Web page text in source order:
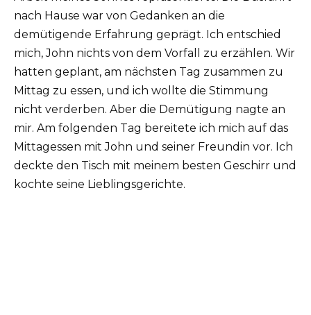
nach Hause war von Gedanken an die
demütigende Erfahrung geprägt. Ich entschied
mich, John nichts von dem Vorfall zu erzählen. Wir
hatten geplant, am nächsten Tag zusammen zu
Mittag zu essen, und ich wollte die Stimmung
nicht verderben. Aber die Demütigung nagte an
mir. Am folgenden Tag bereitete ich mich auf das
Mittagessen mit John und seiner Freundin vor. Ich
deckte den Tisch mit meinem besten Geschirr und
kochte seine Lieblingsgerichte.